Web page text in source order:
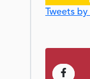
Tweets